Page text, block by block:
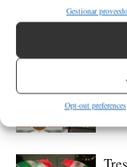
Gestionar
Opt-out preferences
17